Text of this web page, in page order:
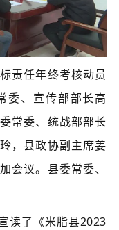
责任年终考核动员
委、宣传部部长高
常委、统战部部长
，县政协副主席姜
会议。县委常委、
读了《米脂县2023